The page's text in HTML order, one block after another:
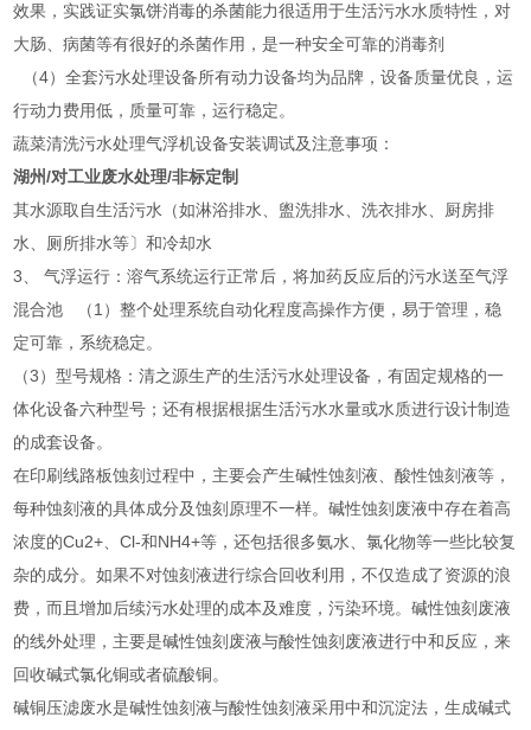
效果，实践证实氯饼消毒的杀菌能力很适用于生活污水水质特性，对
大肠、病菌等有很好的杀菌作用，是一种安全可靠的消毒剂
（4）全套污水处理设备所有动力设备均为品牌，设备质量优良，运
行动力费用低，质量可靠，运行稳定。
蔬菜清洗污水处理气浮机设备安装调试及注意事项：
湖州/对工业废水处理/非标定制
其水源取自生活污水（如淋浴排水、盥洗排水、洗衣排水、厨房排
水、厕所排水等〕和冷却水
3、 气浮运行：溶气系统运行正常后，将加药反应后的污水送至气浮
混合池 （1）整个处理系统自动化程度高操作方便，易于管理，稳
定可靠，系统稳定。
（3）型号规格：清之源生产的生活污水处理设备，有固定规格的一
体化设备六种型号；还有根据根据生活污水水量或水质进行设计制造
的成套设备。
在印刷线路板蚀刻过程中，主要会产生碱性蚀刻液、酸性蚀刻液等，
每种蚀刻液的具体成分及蚀刻原理不一样。碱性蚀刻废液中存在着高
浓度的Cu2+、Cl-和NH4+等，还包括很多氨水、氯化物等一些比较复
杂的成分。如果不对蚀刻液进行综合回收利用，不仅造成了资源的浪
费，而且增加后续污水处理的成本及难度，污染环境。碱性蚀刻废液
的线外处理，主要是碱性蚀刻废液与酸性蚀刻废液进行中和反应，来
回收碱式氯化铜或者硫酸铜。
碱铜压滤废水是碱性蚀刻液与酸性蚀刻液采用中和沉淀法，生成碱式